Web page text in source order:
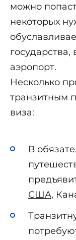
можно
некоторых
аэропорт.
Несколько
транзитным
виза:
В
США,